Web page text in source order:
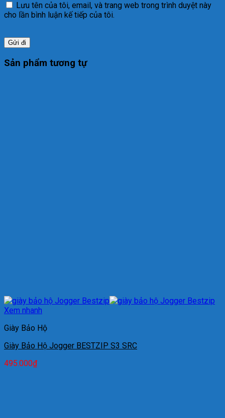
Lưu tên của tôi, email, và trang web trong trình duyệt này
cho lần bình luận kế tiếp của tôi.
Sản phẩm tương tự
Xem nhanh
Giày Bảo Hộ
Giày Bảo Hộ Jogger BESTZIP S3 SRC
495.000₫